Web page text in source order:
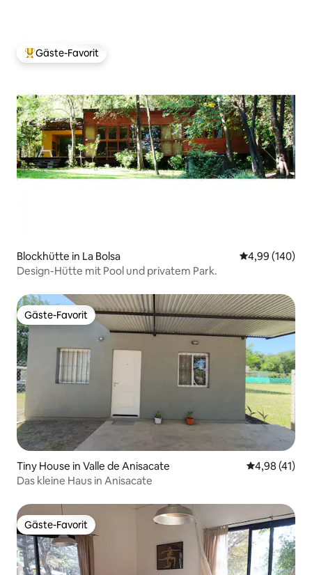
Beliebter Gäste-Favorit.
Gäste-Favorit
Blockhütte in La Bolsa
4,99 (140)
Design-Hütte mit Pool und privatem Park.
Gäste-Favorit
Gäste-Favorit
Tiny House in Valle de Anisacate
4,98 (41)
Das kleine Haus in Anisacate
Gäste-Favorit
Gäste-Favorit